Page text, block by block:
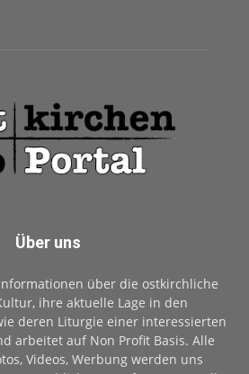
Über uns
über die ostkirchliche
ihre aktuelle Lage in den
deren Liturgie einer interessierten
arbeitet auf Non Profit Basis. Alle
Videos, Werbung werden uns